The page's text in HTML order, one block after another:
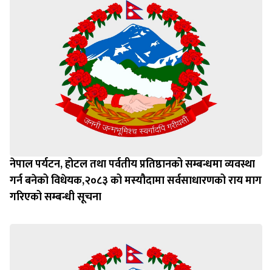
नेपाल पर्यटन, होटल तथा पर्वतीय प्रतिष्ठानको सम्बन्धमा व्यवस्था
गर्न बन‍ेको विधेयक,२०८३ को मस्यौदामा सर्वसाधारणको राय माग
गरिएको सम्बन्धी सूचना